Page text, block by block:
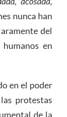
nunca han
del
en
en el poder
protestas
de la